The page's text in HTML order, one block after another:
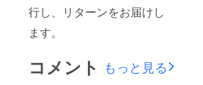
行し、リターンをお届けし
ます。
コメント もっと見る